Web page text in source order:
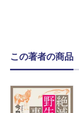
この著者の商品